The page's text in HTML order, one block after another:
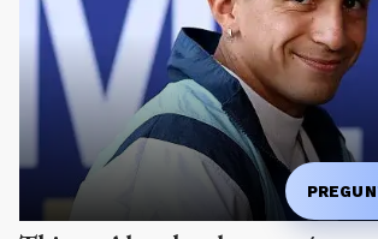
Thiago Almada, el pase más caro
historia del club
Boca también
Recoleta en
Huracán